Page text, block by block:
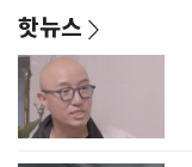
핫뉴스